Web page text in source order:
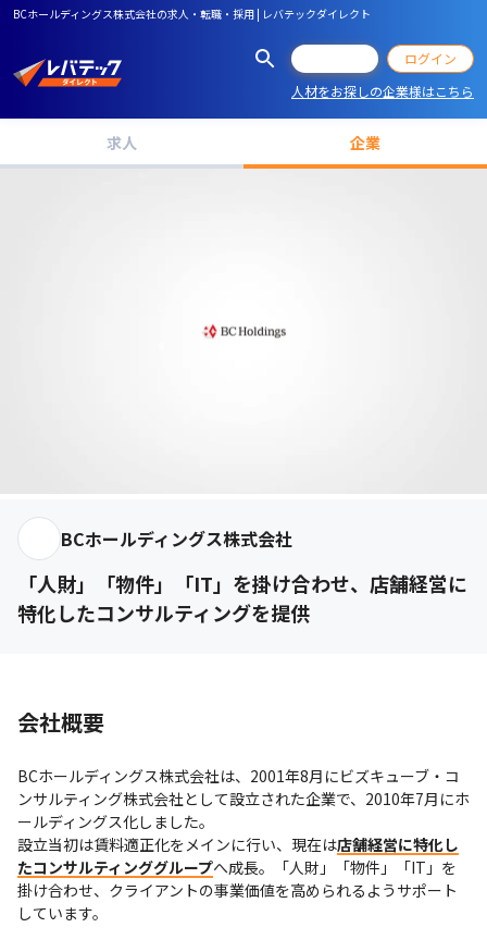
BCホールディングス株式会社の求人・転職・採用 | レバテックダイレクト
ログイン
人材をお探しの企業様はこちら
求人 企業
BCホールディングス株式会社
「人財」「物件」「IT」を掛け合わせ、店舗経営に
特化したコンサルティングを提供
会社概要
BCホールディングス株式会社は、2001年8月にビズキューブ・コ
ンサルティング株式会社として設立された企業で、2010年7月にホ
ールディングス化しました。
設立当初は賃料適正化をメインに行い、現在は店舗経営に特化し
たコンサルティンググループへ成長。「人財」「物件」「IT」を
掛け合わせ、クライアントの事業価値を高められるようサポート
しています。